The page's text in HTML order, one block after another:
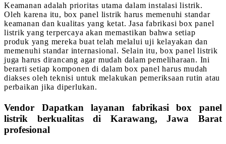
Keamanan adalah prioritas utama dalam instalasi listrik.
Oleh karena itu, box panel listrik harus memenuhi standar
keamanan dan kualitas yang ketat. Jasa fabrikasi box panel
listrik yang terpercaya akan memastikan bahwa setiap
produk yang mereka buat telah melalui uji kelayakan dan
memenuhi standar internasional. Selain itu, box panel listrik
juga harus dirancang agar mudah dalam pemeliharaan. Ini
berarti setiap komponen di dalam box panel harus mudah
diakses oleh teknisi untuk melakukan pemeriksaan rutin atau
perbaikan jika diperlukan.
Vendor Dapatkan layanan fabrikasi box panel
listrik berkualitas di Karawang, Jawa Barat
profesional